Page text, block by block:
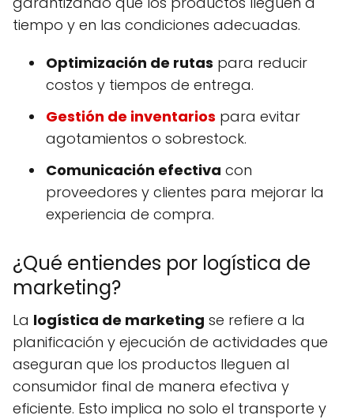
tiempo y en las condiciones adecuadas.
Optimización de rutas para reducir
costos y tiempos de entrega.
Gestión de inventarios para evitar
agotamientos o sobrestock.
Comunicación efectiva con
proveedores y clientes para mejorar la
experiencia de compra.
¿Qué entiendes por logística de
marketing?
La logística de marketing se refiere a la
planificación y ejecución de actividades que
aseguran que los productos lleguen al
consumidor final de manera efectiva y
eficiente. Esto implica no solo el transporte y